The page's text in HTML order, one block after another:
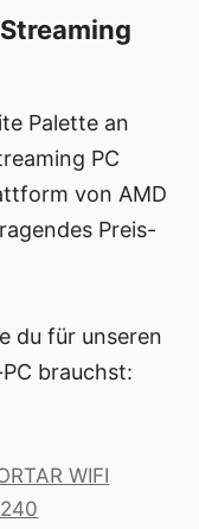
Palette an
PC
von AMD
Preis-
du für unseren
brauchst:
WIFI